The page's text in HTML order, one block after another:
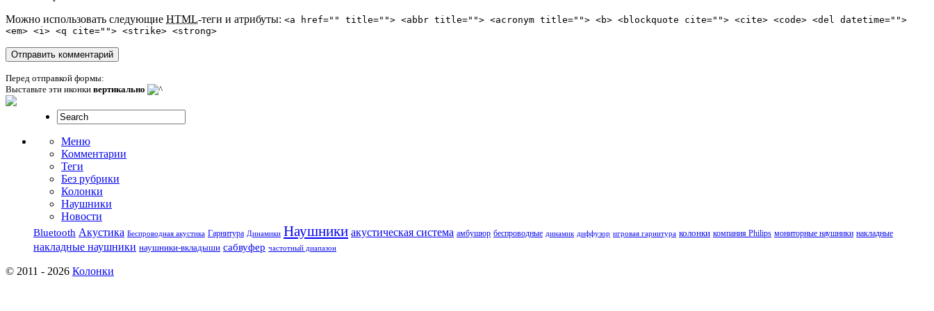
Можно использовать следующие HTML-теги и атрибуты: <a href="" title=""> <abbr title=""> <acronym title=""> <b> <blockquote cite=""> <cite> <code> <del datetime="">
<em> <i> <q cite=""> <strike> <strong>
Перед отправкой формы:
Выставьте эти иконки вертикально
Меню
Комментарии
Теги
Без рубрики
Колонки
Наушники
Новости
Bluetooth Акустика Беспроводная акустика Гарнитура Динамики Наушники акустическая система амбушюр беспроводные динамик диффузор игровая гарнитура колонки компания Philips мониторные наушники накладные
накладные наушники наушники-вкладыши сабвуфер частотный диапазон
© 2011 - 2026 Колонки